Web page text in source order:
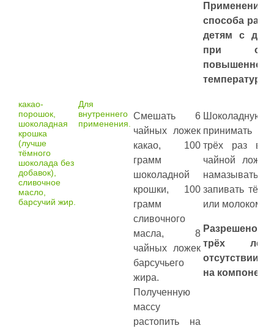
Применение
способа
детям с
при
повышенной
температуры
какао-
порошок,
шоколадная
крошка
(лучше
тёмного
шоколада без
добавок),
сливочное
масло,
барсучий жир.
Для
внутреннего
применения.
Смешать 6
чайных ложек
какао, 100
грамм
шоколадной
крошки, 100
грамм
сливочного
масла, 8
чайных ложек
барсучьего
жира.
Полученную
массу
растопить на
принимать
трёх раз в
чайной
намазывать
запивать
или молоком.
Разрешено
трёх
отсутствии
на